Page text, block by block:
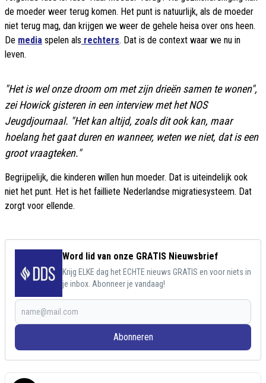
de moeder weer terug komen. Het punt is natuurlijk, als de moeder
niet terug mag, dan krijgen we weer de gehele heisa over ons heen.
De media spelen als rechters. Dat is de context waar we nu in
leven.
"Het is wel onze droom om met zijn drieën samen te wonen",
zei Howick gisteren in een interview met hetNOS
Jeugdjournaal. "Het kan altijd, zoals dit ook kan, maar
hoelang het gaat duren en wanneer, weten we niet, dat is een
groot vraagteken."
Begrijpelijk, die kinderen willen hun moeder. Dat is uiteindelijk ook
niet het punt. Het is het failliete Nederlandse migratiesysteem. Dat
zorgt voor ellende.
Word lid van onze GRATIS Nieuwsbrief
Krijg ELKE dag het ECHTE nieuws GRATIS en voor niets in
je inbox. Abonneer je vandaag!
Abonneren